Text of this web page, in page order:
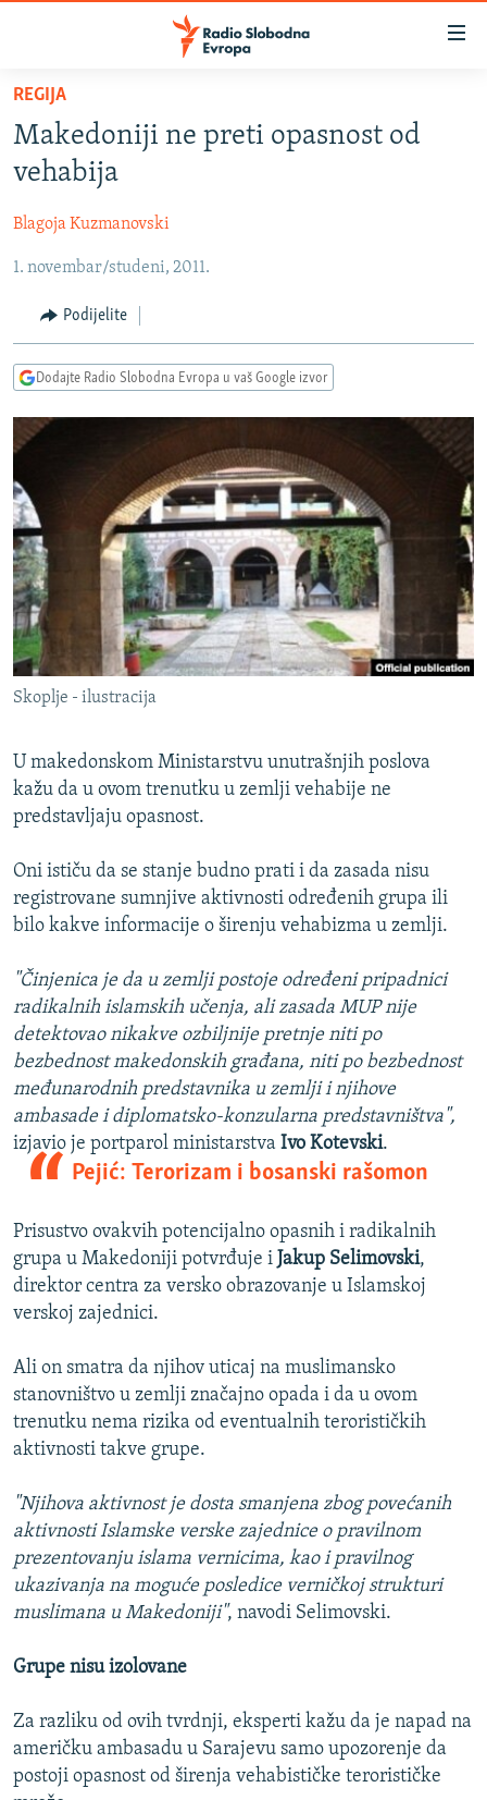
Pređite
glavni
sadržaj
na
navigaciju
Pređite
pretragu
VIJESTI
BOSNA I HERCEGOVINA
KOSOVO
CRNA GORA
VIZUELNO
FOTOGALERIJE
INFOGRAFIKE
PODCASTI
RAT U UKRAJINI
KINA NA BALKANU
RSE PRIČE IZ SVIJETA
ISPRIČAJ MI
DNEVNO@RSE
SPECIJALI RSE
VIŠE OD NASLOVA
GENOCID U SREBRENICI
POPLAVE I KLIZIŠTA U BIH 2024.
POST SCRIPTUM
MOJA EVROPA
TRI DECENIJE OD RATA U BIH
SVE KARTE DEJTONA
NASTANAK I RASPAD JUGOSLAVIJE
PRATITE NAS
Sve RFE/RL stranice
REGIJA
Makedoniji ne preti opasnost od
vehabija
Blagoja Kuzmanovski
1. novembar/studeni, 2011.
Podijelite
Dodajte Radio Slobodna Evropa u vaš Google izvor
Skoplje - ilustracija
U makedonskom Ministarstvu unutrašnjih poslova
kažu da u ovom trenutku u zemlji vehabije ne
predstavljaju opasnost.
Oni ističu da se stanje budno prati i da zasada nisu
registrovane sumnjive aktivnosti određenih grupa ili
bilo kakve informacije o širenju vehabizma u zemlji.
"Činjenica je da u zemlji postoje određeni pripadnici
radikalnih islamskih učenja, ali zasada MUP nije
detektovao nikakve ozbiljnije pretnje niti po
bezbednost makedonskih građana, niti po bezbednost
međunarodnih predstavnika u zemlji i njihove
ambasade i diplomatsko-konzularna predstavništva",
izjavio je portparol ministarstva Ivo Kotevski.
Pejić: Terorizam i bosanski rašomon
Prisustvo ovakvih potencijalno opasnih i radikalnih
grupa u Makedoniji potvrđuje i Jakup Selimovski,
direktor centra za versko obrazovanje u Islamskoj
verskoj zajednici.
Ali on smatra da njihov uticaj na muslimansko
stanovništvo u zemlji značajno opada i da u ovom
trenutku nema rizika od eventualnih terorističkih
aktivnosti takve grupe.
"Njihova aktivnost je dosta smanjena zbog povećanih
aktivnosti Islamske verske zajednice o pravilnom
prezentovanju islama vernicima, kao i pravilnog
ukazivanja na moguće posledice verničkoj strukturi
muslimana u Makedoniji", navodi Selimovski.
Grupe nisu izolovane
Za razliku od ovih tvrdnji, eksperti kažu da je napad na
američku ambasadu u Sarajevu samo upozorenje da
postoji opasnost od širenja vehabističke terorističke